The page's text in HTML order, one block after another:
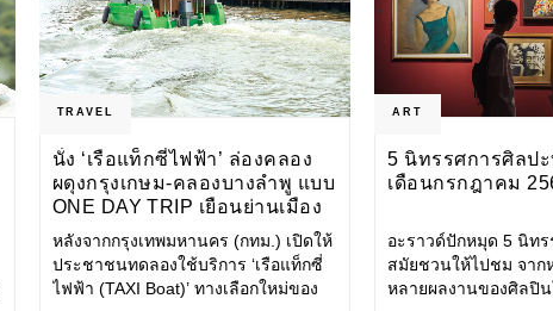
TRAVEL
นั่ง ‘เรือแท็กซี่ไฟฟ้า’ ล่องคลอง
ผดุงกรุงเกษม-คลองบางลำพู แบบ
ONE DAY TRIP เยือนย่านเมือง
เก่า เที่ยววิถีสโลว์ไลฟ์แบบรักษ์
โลก
หลังจากกรุงเทพมหานคร (กทม.) เปิดให้
ประชาชนทดลองใช้บริการ ‘เรือแท็กซี่
ไฟฟ้า (TAXI Boat)’ ทางเลือกใหม่ของ
ART
5 นิทรรศการศิลป
เดือนกรกฎาคม
อะราวด์ปักหมุด 5 นิท
สมัยชวนให้ไปชม จาก
หลายผลงานของศิลปิ